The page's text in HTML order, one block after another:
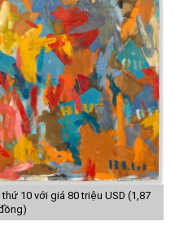
10 với giá 80 triệu USD (1,87